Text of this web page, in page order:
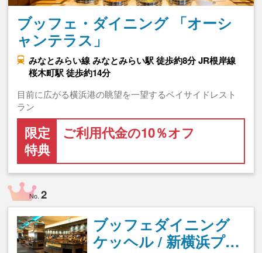
ブッフェ・ダイニング 「オーシ
ャンテラス」
みなとみらい線 みなとみらい駅 徒歩約8分 JR根岸線
桜木町駅 徒歩約14分
目前に広がる横浜港の眺望を一望するベイサイドレスト
ラン
限定
特典
ご利用代金の10％オフ
No.2
ブッフェダイニング
ケッヘル / 新横浜プ…